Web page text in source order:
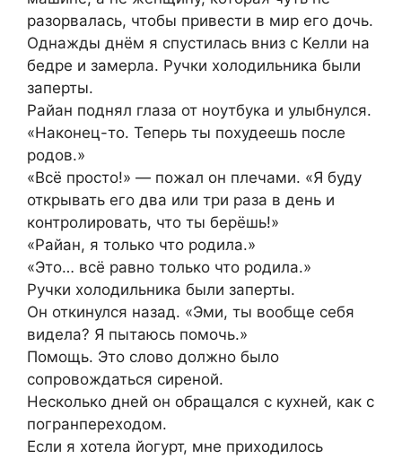
разорвалась, чтобы привести в мир его дочь.
Однажды днём я спустилась вниз с Келли на
бедре и замерла. Ручки холодильника были
заперты.
Райан поднял глаза от ноутбука и улыбнулся.
«Наконец-то. Теперь ты похудеешь после
родов.»
«Всё просто!» — пожал он плечами. «Я буду
открывать его два или три раза в день и
контролировать, что ты берёшь!»
«Райан, я только что родила.»
«Это… всё равно только что родила.»
Ручки холодильника были заперты.
Он откинулся назад. «Эми, ты вообще себя
видела? Я пытаюсь помочь.»
Помощь. Это слово должно было
сопровождаться сиреной.
Несколько дней он обращался с кухней, как с
погранпереходом.
Если я хотела йогурт, мне приходилось